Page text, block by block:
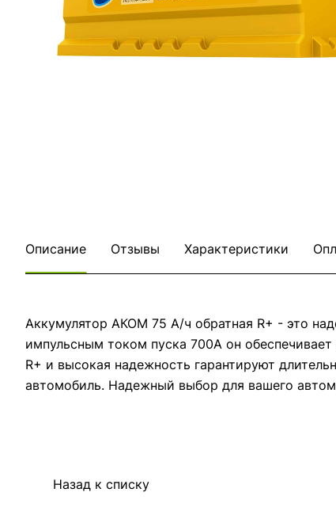
Описание Отзывы Характеристики
Аккумулятор АКОМ 75 А/ч обратная R+ - это
импульсным током пуска 700A он
R+ и высокая надежность гарантируют
автомобиль. Надежный выбор для вашего
Назад к списку